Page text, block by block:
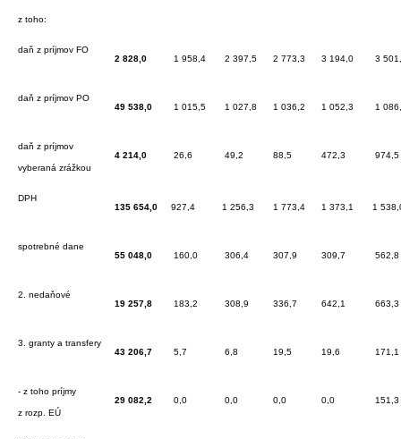
z toho:
daň z príjmov FO
2 828,0
1 958,4 2 397,5 2 773,3 3 194,0 3
daň z príjmov PO
49 538,0
1 015,5 1 027,8 1 036,2 1 052,3 1
daň z príjmov
vyberaná zrážkou
4 214,0 26,6 49,2 88,5 472,3 974,5
DPH
135 654,0
927,4 1 256,3 1 773,4 1 373,1 1
spotrebné dane
55 048,0
160,0 306,4 307,9 309,7 562,8
2. nedaňové
19 257,8
183,2 308,9 336,7 642,1 663,3
3. granty a transfery
43 206,7
5,7 6,8 19,5 19,6 171,1
- z toho príjmy
z rozp. EÚ
29 082,2 0,0 0,0 0,0 0,0 151,3